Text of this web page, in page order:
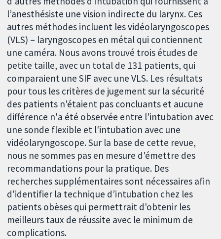
l’anesthésiste une vision indirecte du larynx. Ces
autres méthodes incluent les vidéolaryngoscopes
(VLS) – laryngoscopes en métal qui contiennent
une caméra. Nous avons trouvé trois études de
petite taille, avec un total de 131 patients, qui
comparaient une SIF avec une VLS. Les résultats
pour tous les critères de jugement sur la sécurité
des patients n'étaient pas concluants et aucune
différence n'a été observée entre l'intubation avec
une sonde flexible et l'intubation avec une
vidéolaryngoscope. Sur la base de cette revue,
nous ne sommes pas en mesure d'émettre des
recommandations pour la pratique. Des
recherches supplémentaires sont nécessaires afin
d'identifier la technique d’intubation chez les
patients obèses qui permettrait d'obtenir les
meilleurs taux de réussite avec le minimum de
complications.